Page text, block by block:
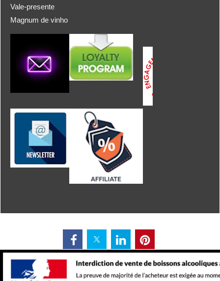
Vale-presente
Magnum de vinho